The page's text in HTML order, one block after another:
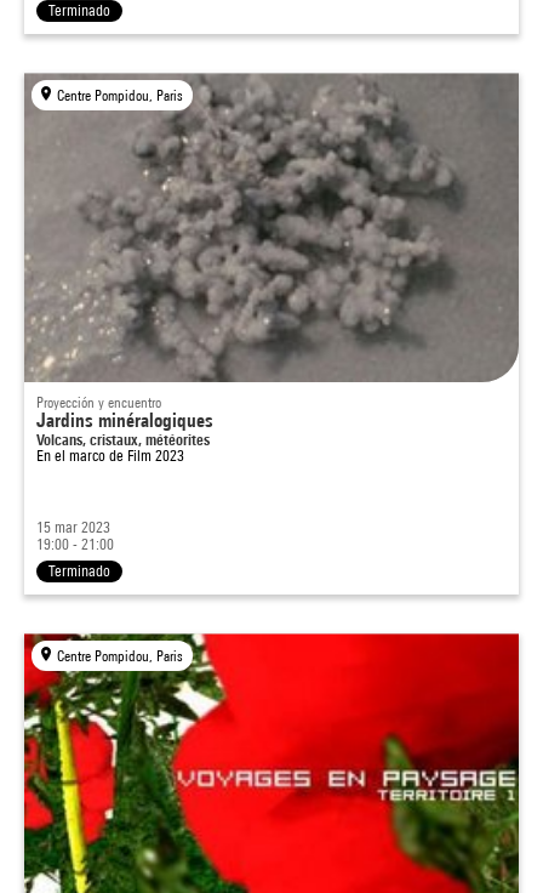
Terminado
Centre Pompidou, Paris
Proyección y encuentro
Jardins minéralogiques
Volcans, cristaux, météorites
En el marco de Film 2023
15 mar 2023
19:00 - 21:00
Terminado
Centre Pompidou, Paris